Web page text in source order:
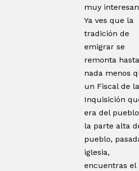
muy
Ya ves que la
tradición de
emigrar se
remonta hasta
nada menos
un Fiscal de la
Inquisición
era del
la parte alta
pueblo,
iglesia,
encuentras el